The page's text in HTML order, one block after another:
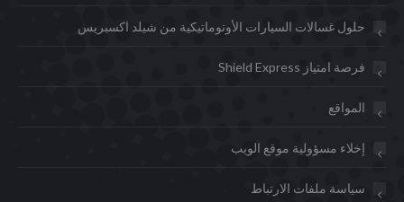
حلول غسالات السيارات الأوتوماتيكية من شيلد اكسبريس
فرصة امتياز Shield Express
المواقع
إخلاء مسؤولية موقع الويب
سياسة ملفات الارتباط